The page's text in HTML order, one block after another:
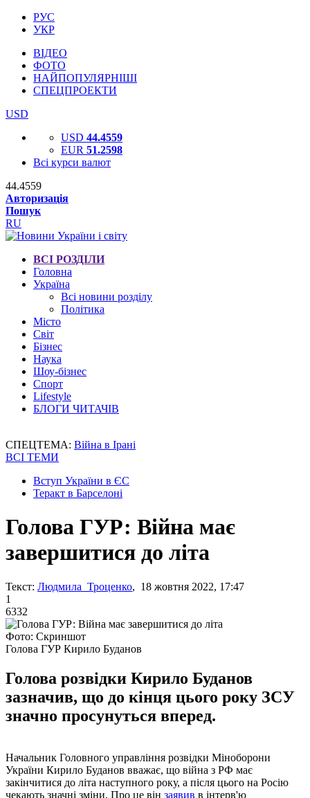
РУС
УКР
ВІДЕО
ФОТО
НАЙПОПУЛЯРНІШІ
СПЕЦПРОЕКТИ
USD
USD 44.4559
EUR 51.2598
Всі курси валют
44.4559
Авторизація
Пошук
RU
ВСІ РОЗДІЛИ
Головна
Україна
Всі новини розділу
Політика
Місто
Світ
Бізнес
Наука
Шоу-бізнес
Спорт
Lifestyle
БЛОГИ ЧИТАЧІВ
СПЕЦТЕМА: Війна в Ірані
ВСІ ТЕМИ
Вступ України в ЄС
Теракт в Барселоні
Голова ГУР: Війна має
завершитися до літа
Текст: Людмила Троценко, 18 жовтня 2022, 17:47
1
6332
Фото: Скриншот
Голова ГУР Кирило Буданов
Голова розвідки Кирило Буданов
зазначив, що до кінця цього року ЗСУ
значно просунуться вперед.
Начальник Головного управління розвідки Міноборони
України Кирило Буданов вважає, що війна з РФ має
закінчитися до літа наступного року, а після цього на Росію
чекають значні зміни. Про це він заявив в інтерв'ю